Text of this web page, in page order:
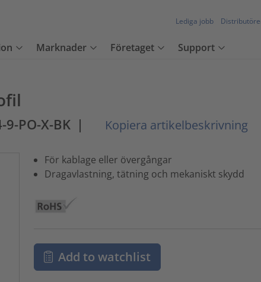
Lediga jobb
Marknader Företaget Support
PO-X-BK | Kopiera artikelbeskrivning
För kablage eller övergångar
Dragavlastning, tätning och mekaniskt skydd
Add to watchlist